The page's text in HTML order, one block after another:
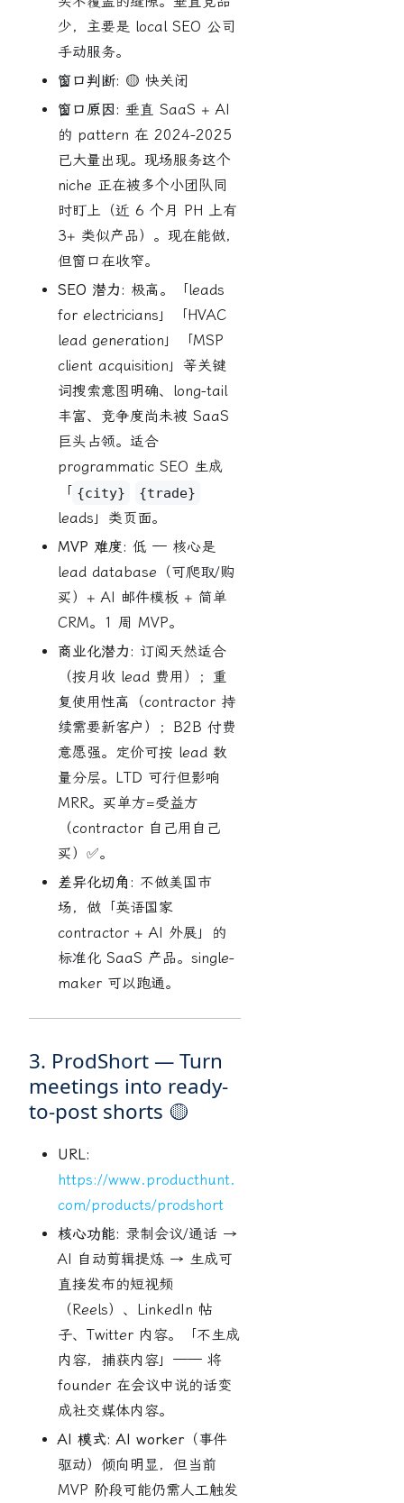
少，主要是 local SEO 公司
手动服务。
窗口判断: 🟡 快关闭
窗口原因: 垂直 SaaS + AI
的 pattern 在 2024-2025
已大量出现。现场服务这个
niche 正在被多个小团队同
时盯上（近 6 个月 PH 上有
3+ 类似产品）。现在能做，
但窗口在收窄。
SEO 潜力: 极高。「leads
for electricians」「HVAC
lead generation」「MSP
client acquisition」等关键
词搜索意图明确、long-tail
丰富、竞争度尚未被 SaaS
巨头占领。适合
programmatic SEO 生成
「 {city} {trade}
leads」类页面。
MVP 难度: 低 — 核心是
lead database（可爬取/购
买）+ AI 邮件模板 + 简单
CRM。1 周 MVP。
商业化潜力: 订阅天然适合
（按月收 lead 费用）；重
复使用性高（contractor 持
续需要新客户）；B2B 付费
意愿强。定价可按 lead 数
量分层。LTD 可行但影响
MRR。买单方=受益方
（contractor 自己用自己
买）✅。
差异化切角: 不做美国市
场，做「英语国家
contractor + AI 外展」的
标准化 SaaS 产品。single-
maker 可以跑通。
3. ProdShort — Turn
meetings into ready-
to-post shorts 🟡
URL:
https://www.producthunt.
com/products/prodshort
核心功能: 录制会议/通话 →
AI 自动剪辑提炼 → 生成可
直接发布的短视频
（Reels）、LinkedIn 帖
子、Twitter 内容。「不生成
内容，捕获内容」—— 将
founder 在会议中说的话变
成社交媒体内容。
AI 模式: AI worker （事件
驱动）倾向明显，但当前
MVP 阶段可能仍需人工触发